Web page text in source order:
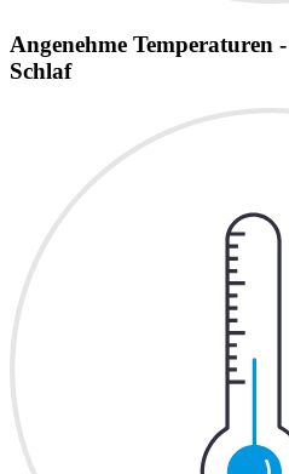
Angenehme Temperaturen
Schlaf